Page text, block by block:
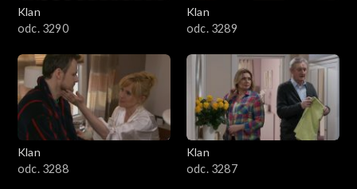
2501–2600
2401–2500
2301–2400
Klan
odc. 3290
Klan
odc. 3289
Klan
odc. 3288
Klan
odc. 3287